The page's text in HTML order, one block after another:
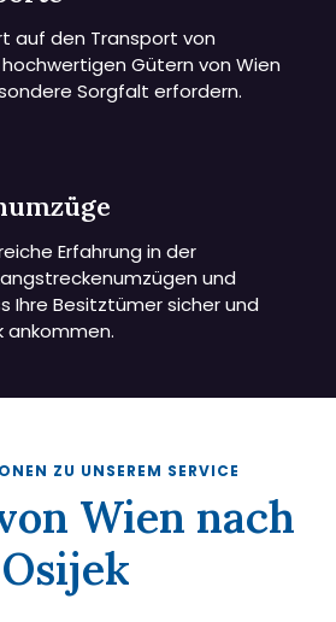
auf den Transport von
Gütern von Wien
Sorgfalt erfordern.
Erfahrung in der
und
Ihre Besitztümer sicher und
ankommen.
ZU UNSEREM SERVICE
Wien nach
Osijek